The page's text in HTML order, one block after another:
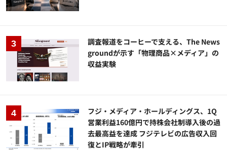
調査報道をコーヒーで支える、The News
groundが示す「物理商品×メディア」の
収益実験
フジ・メディア・ホールディングス、1Q
営業利益160億円で持株会社制導入後の過
去最高益を達成 フジテレビの広告収入回
復とIP戦略が牽引